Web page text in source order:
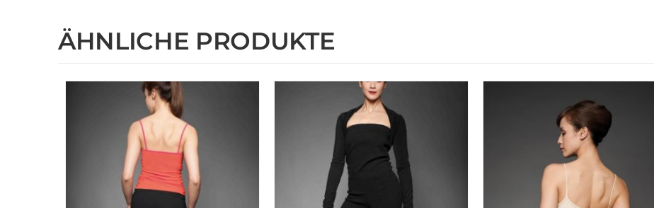
ÄHNLICHE PRODUKTE